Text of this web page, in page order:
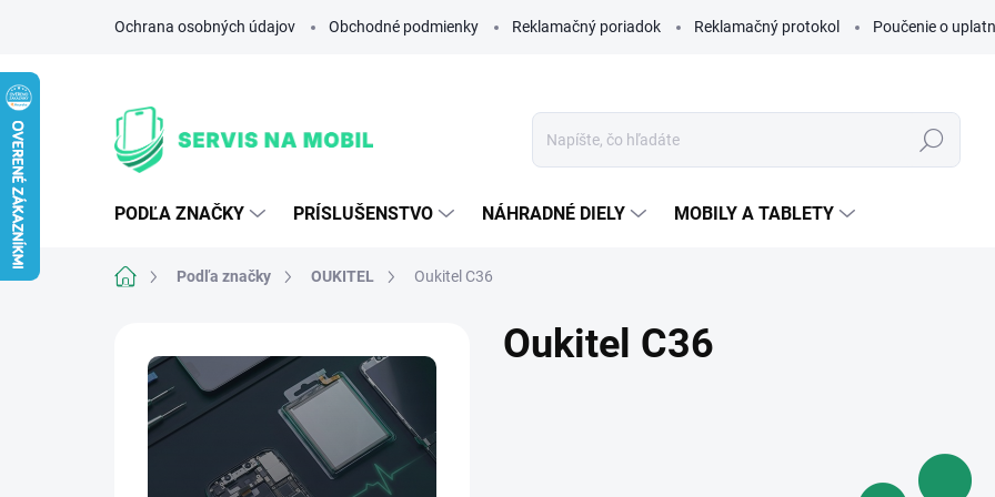
Ochrana osobných údajov Obchodné podmienky Reklamačný poriadok Reklamačný protokol Poučenie o
Hľadať
PODĽA ZNAČKY PRÍSLUŠENSTVO NÁHRADNÉ DIELY MOBILY A TABLETY
DomovPodľa značky OUKITEL Oukitel C36
Oukitel C36